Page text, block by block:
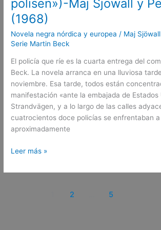
polisen»)-Maj Sjöwall y
(1968)
Novela negra nórdica y europea / Maj
Serie Martin Beck
El policía que ríe es la cuarta entrega del
Beck. La novela arranca en una lluviosa
noviembre. Esa tarde, todos están
manifestación «ante la embajada de Estados
Strandvägen, y a lo largo de las calles
cuatrocientos doce policías se enfrentaban a
aproximadamente
Leer más »
2 5